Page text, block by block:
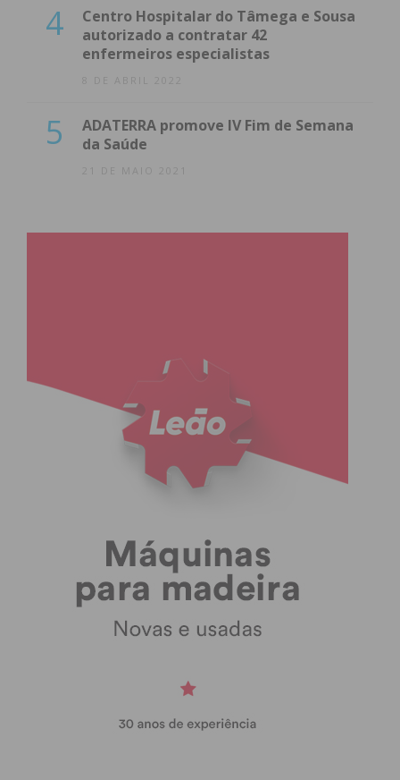
4
Centro Hospitalar do Tâmega e Sousa
autorizado a contratar 42
enfermeiros especialistas
8 DE ABRIL 2022
5
ADATERRA promove IV Fim de Semana
da Saúde
21 DE MAIO 2021